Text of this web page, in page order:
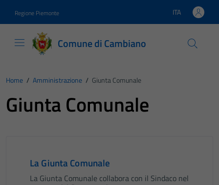
Regione Piemonte Lingua attiva:
ITA
Comune di Cambiano
Home / Amministrazione / Giunta Comunale
Giunta Comunale
La Giunta Comunale
La Giunta Comunale collabora con il Sindaco nel